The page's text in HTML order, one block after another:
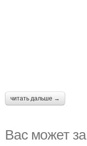
читать дальше →
Вас может